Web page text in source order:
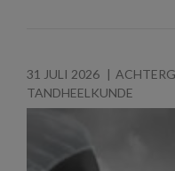
31 JULI 2026
TANDHEELKUNDE